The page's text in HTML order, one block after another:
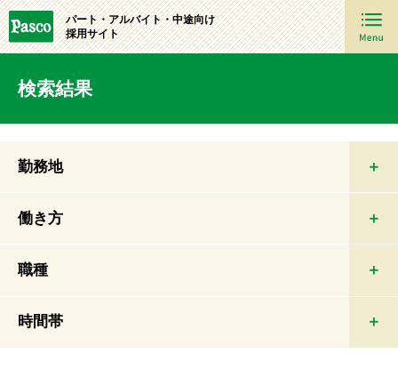
パート・アルバイト・中途向け
採用サイト
検索結果
勤務地
働き方
職種
時間帯